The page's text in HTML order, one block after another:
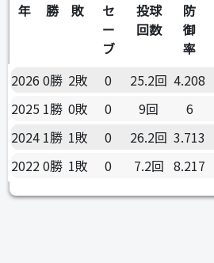
年 勝 敗
セ
ー
ブ
投球
回数
防
御
率
2026 0勝 2敗 0 25.2回 4.208
2025 1勝 0敗 0 9回 6
2024 1勝 1敗 0 26.2回 3.713
20220勝 1敗 0 7.2回 8.217